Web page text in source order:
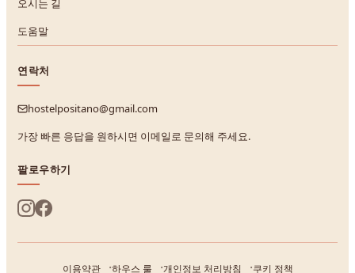
오시는 길
도움말
연락처
hostelpositano@gmail.com
가장 빠른 응답을 원하시면 이메일로 문의해 주세요.
팔로우하기
이용약관 하우스 룰 개인정보 처리방침 쿠키 정책